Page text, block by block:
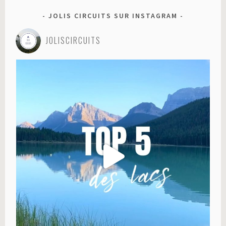
JOLIS CIRCUITS SUR INSTAGRAM
JOLISCIRCUITS